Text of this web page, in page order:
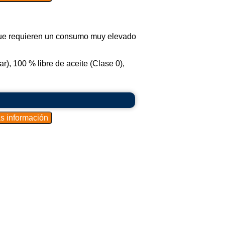
requieren un consumo muy elevado
100 % libre de aceite (Clase 0),